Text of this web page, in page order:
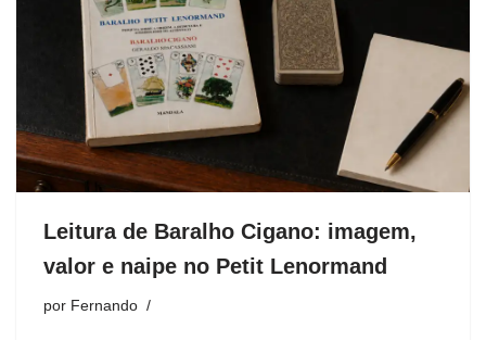
Leitura de Baralho Cigano: imagem,
valor e naipe no Petit Lenormand
por Fernando